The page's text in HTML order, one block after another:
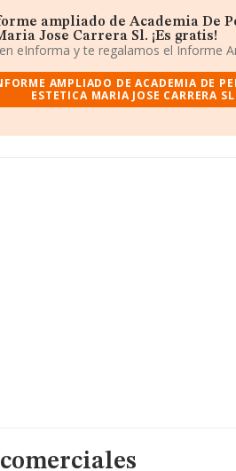
de Peluquería y Estetica
identificación fiscal B11896396, está
11, (11630), en el municipio de Arcos
de la que dispone INFORMA
y el promedio de la facturación de
ampliado de Academia De
Jose Carrera Sl. ¡Es gratis!
eInforma y te regalamos el Informe
AMPLIADO DE ACADEMIA DE
ESTETICA MARIA JOSE CARRERA